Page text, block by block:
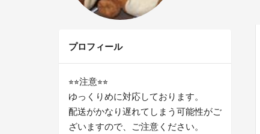
プロフィール
⭐︎⭐︎注意⭐︎⭐︎
ゆっくりめに対応しております。
配送がかなり遅れてしまう可能性がご
ざいますので、ご注意ください。